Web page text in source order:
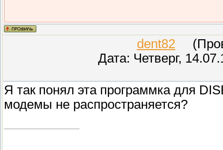
dent82
Дата: Четверг,
Я так понял эта программка для
модемы не распространяется?